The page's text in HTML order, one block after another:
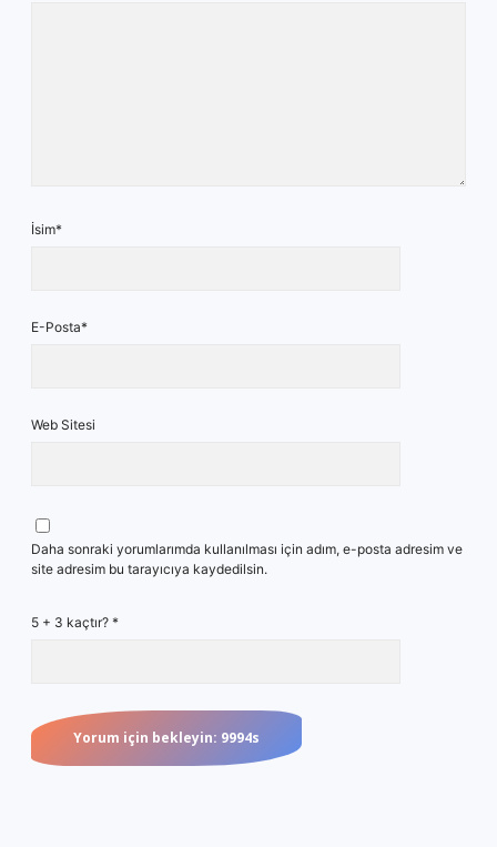
İsim*
E-Posta*
Web Sitesi
Daha sonraki yorumlarımda kullanılması için adım, e-posta adresim ve
site adresim bu tarayıcıya kaydedilsin.
5 + 3 kaçtır? *